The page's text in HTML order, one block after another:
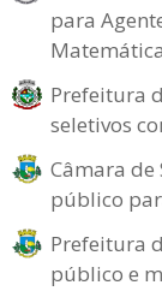
para
Matemática
Prefeitura
seletivos
Câmara de
público
Prefeitura
público e